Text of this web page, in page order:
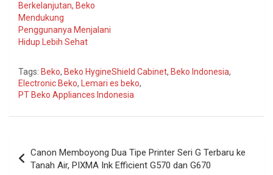
Berkelanjutan, Beko
Mendukung
Penggunanya Menjalani
Hidup Lebih Sehat
Tags: Beko, Beko HygineShield Cabinet, Beko Indonesia,
Electronic Beko, Lemari es beko,
PT Beko Appliances Indonesia
pos
Canon Memboyong Dua Tipe Printer Seri G Terbaru ke
Tanah Air, PIXMA Ink Efficient G570 dan G670